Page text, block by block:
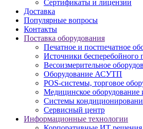
Сертификаты и лицензии
Доставка
Популярные вопросы
Контакты
Поставка оборудования
Печатное и постпечатное
Источники бесперебойного
Весоизмерительное
Оборудование АСУТП
POS-системы, торговое
Медицинское оборудование
Системы
Сервисный центр
Информационные технологии